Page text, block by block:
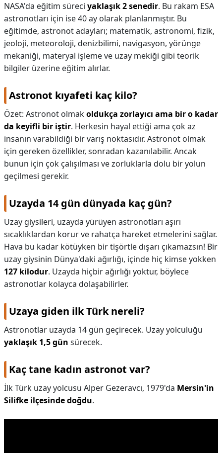
NASA'da eğitim süreci yaklaşık 2 senedir. Bu rakam ESA
astronotları için ise 40 ay olarak planlanmıştır. Bu
eğitimde, astronot adayları; matematik, astronomi, fizik,
jeoloji, meteoroloji, denizbilimi, navigasyon, yörünge
mekaniği, materyal işleme ve uzay mekiği gibi teorik
bilgiler üzerine eğitim alırlar.
Astronot kıyafeti kaç kilo?
Özet: Astronot olmakoldukça zorlayıcı ama bir o kadar
da keyifli bir iştir. Herkesin hayal ettiği ama çok az
insanın varabildiği bir varış noktasıdır. Astronot olmak
için gereken özellikler, sonradan kazanılabilir. Ancak
bunun için çok çalışılması ve zorluklarla dolu bir yolun
geçilmesi gerekir.
Uzayda 14 gün dünyada kaç gün?
Uzay giysileri, uzayda yürüyen astronotları aşırı
sıcaklıklardan korur ve rahatça hareket etmelerini sağlar.
Hava bu kadar kötüyken bir tişörtle dışarı çıkamazsın! Bir
uzay giysinin Dünya'daki ağırlığı, içinde hiç kimse yokken
127 kilodur. Uzayda hiçbir ağırlığı yoktur, böylece
astronotlar kolayca dolaşabilirler.
Uzaya giden ilk Türk nereli?
Astronotlar uzayda 14 gün geçirecek. Uzay yolculuğu
yaklaşık 1,5 gün sürecek.
Kaç tane kadın astronot var?
İlk Türk uzay yolcusu Alper Gezeravcı, 1979'da Mersin'in
Silifke ilçesinde doğdu.